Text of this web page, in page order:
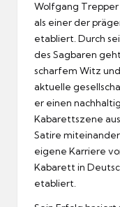
Wolfgang Trepper
als einer der
etabliert. Durch
des Sagbaren
scharfem Witz
aktuelle
er einen
Kabarettszene
Satire
eigene Karriere
Kabarett in
etabliert.